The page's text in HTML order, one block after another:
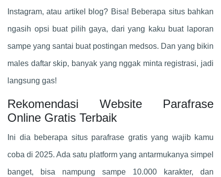
Instagram, atau artikel blog? Bisa! Beberapa situs bahkan
ngasih opsi buat pilih gaya, dari yang kaku buat laporan
sampe yang santai buat postingan medsos. Dan yang bikin
males daftar skip, banyak yang nggak minta registrasi, jadi
langsung gas!
Rekomendasi Website Parafrase
Online Gratis Terbaik
Ini dia beberapa situs parafrase gratis yang wajib kamu
coba di 2025. Ada satu platform yang antarmukanya simpel
banget, bisa nampung sampe 10.000 karakter, dan